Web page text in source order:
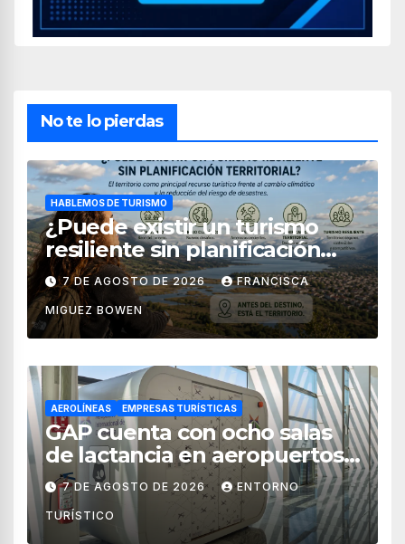
No te lo pierdas
HABLEMOS DE TURISMO
¿Puede existir un turismo
resiliente sin planificación
territorial?
7 DE AGOSTO DE 2026 FRANCISCA
MIGUEZ BOWEN
AEROLÍNEAS EMPRESAS TURÍSTICAS
GAP cuenta con ocho salas
de lactancia en aeropuertos
de México
7 DE AGOSTO DE 2026 ENTORNO
TURÍSTICO